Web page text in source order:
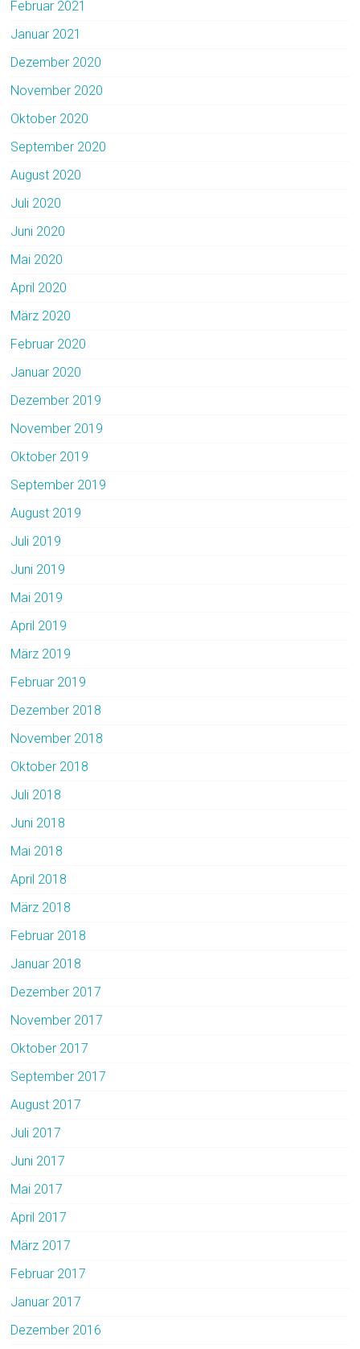
Februar 2021
Januar 2021
Dezember 2020
November 2020
Oktober 2020
September 2020
August 2020
Juli 2020
Juni 2020
Mai 2020
April 2020
März 2020
Februar 2020
Januar 2020
Dezember 2019
November 2019
Oktober 2019
September 2019
August 2019
Juli 2019
Juni 2019
Mai 2019
April 2019
März 2019
Februar 2019
Dezember 2018
November 2018
Oktober 2018
Juli 2018
Juni 2018
Mai 2018
April 2018
März 2018
Februar 2018
Januar 2018
Dezember 2017
November 2017
Oktober 2017
September 2017
August 2017
Juli 2017
Juni 2017
Mai 2017
April 2017
März 2017
Februar 2017
Januar 2017
Dezember 2016